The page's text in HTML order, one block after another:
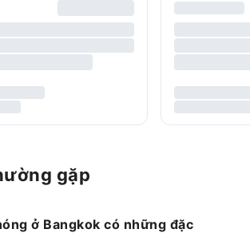
gặp
ở Bangkok có những đặc